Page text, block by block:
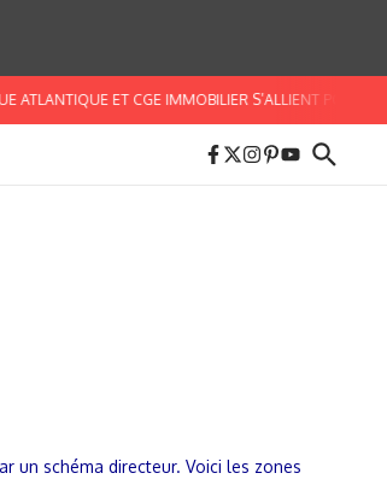
ATLANTIQUE ET CGE IMMOBILIER S’ALLIENT POUR
un schéma directeur. Voici les zones